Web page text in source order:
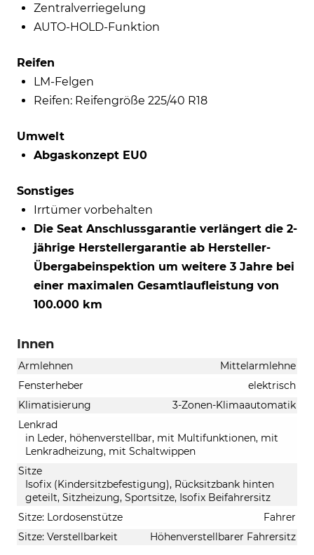
Zentralverriegelung
AUTO-HOLD-Funktion
Reifen
LM-Felgen
Reifen: Reifengröße 225/40 R18
Umwelt
Abgaskonzept EU0
Sonstiges
Irrtümer vorbehalten
Die Seat Anschlussgarantie verlängert die 2-
jährige Herstellergarantie ab Hersteller-
Übergabeinspektion um weitere 3 Jahre bei
einer maximalen Gesamtlaufleistung von
100.000 km
Innen
Armlehnen
Mittelarmlehne
Fensterheber
elektrisch
Klimatisierung
3-Zonen-Klimaautomatik
Lenkrad
in Leder, höhenverstellbar, mit Multifunktionen, mit
Lenkradheizung, mit Schaltwippen
Sitze
Isofix (Kindersitzbefestigung), Rücksitzbank hinten
geteilt, Sitzheizung, Sportsitze, Isofix Beifahrersitz
Sitze: Lordosenstütze
Fahrer
Sitze: Verstellbarkeit
Höhenverstellbarer Fahrersitz